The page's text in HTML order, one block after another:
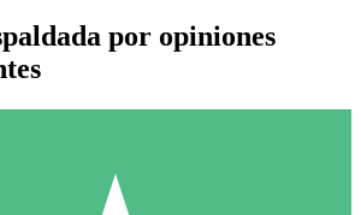
por opiniones